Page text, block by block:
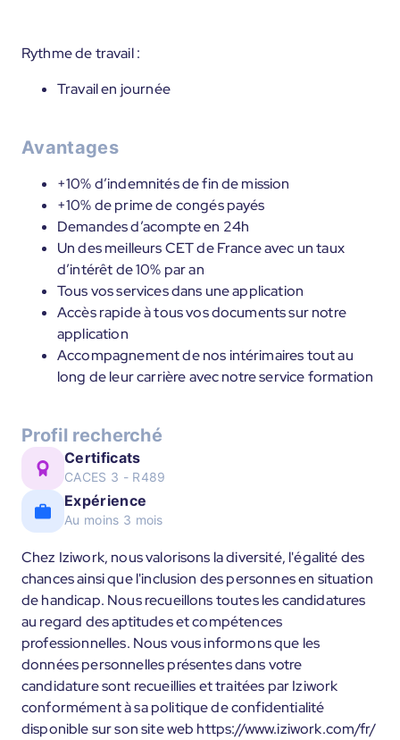
Rythme de travail :
Travail en journée
Avantages
+10% d’indemnités de fin de mission
+10% de prime de congés payés
Demandes d’acompte en 24h
Un des meilleurs CET de France avec un taux
d’intérêt de 10% par an
Tous vos services dans une application
Accès rapide à tous vos documents sur notre
application
Accompagnement de nos intérimaires tout au
long de leur carrière avec notre service formation
Profil recherché
Certificats
CACES 3 - R489
Expérience
Au moins 3 mois
Chez Iziwork, nous valorisons la diversité, l'égalité des
chances ainsi que l'inclusion des personnes en situation
de handicap. Nous recueillons toutes les candidatures
au regard des aptitudes et compétences
professionnelles. Nous vous informons que les
données personnelles présentes dans votre
candidature sont recueillies et traitées par Iziwork
conformément à sa politique de confidentialité
disponible sur son site web https://www.iziwork.com/fr/